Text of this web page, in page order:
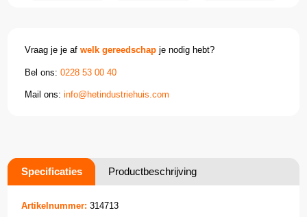
Vraag je je afwelk gereedschap je nodig hebt?
Bel ons:0228 53 00 40
Mail ons:info@hetindustriehuis.com
Specificaties Productbeschrijving
Artikelnummer: 314713